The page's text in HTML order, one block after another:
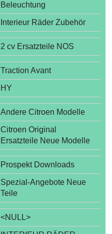
Beleuchtung
Interieur Räder Zubehör
2 cv Ersatzteile NOS
Traction Avant
HY
Andere Citroen Modelle
Citroen Original
Ersatzteile Neue Modelle
Prospekt Downloads
Spezial-Angebote Neue
Teile
<NULL>